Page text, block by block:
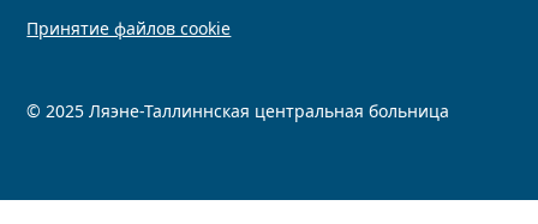
© 2025 Ляэне-Таллиннская центральная больница
Принятие файлов cookie